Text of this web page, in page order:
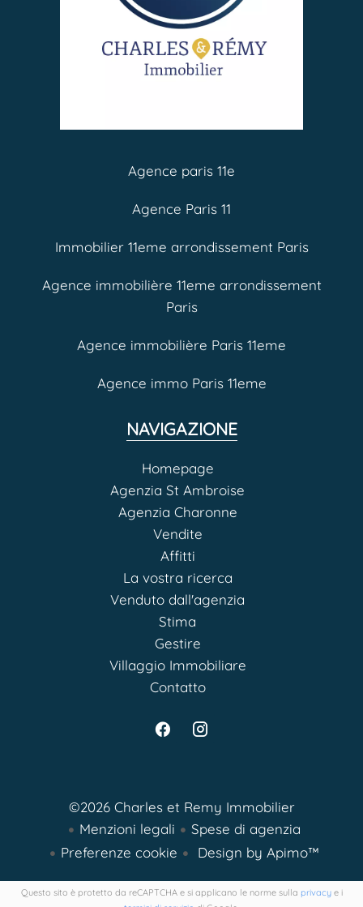
Agence paris 11e
Agence Paris 11
Immobilier 11eme arrondissement Paris
Agence immobilière 11eme arrondissement
Paris
Agence immobilière Paris 11eme
Agence immo Paris 11eme
NAVIGAZIONE
Homepage
Agenzia St Ambroise
Agenzia Charonne
Vendite
Affitti
La vostra ricerca
Venduto dall'agenzia
Stima
Gestire
Villaggio Immobiliare
Contatto
©2026 Charles et Remy Immobilier
Menzioni legali
Spese di agenzia
Preferenze cookie
Design by Apimo™
Questo sito è protetto da reCAPTCHA e si applicano le norme sulla privacye i